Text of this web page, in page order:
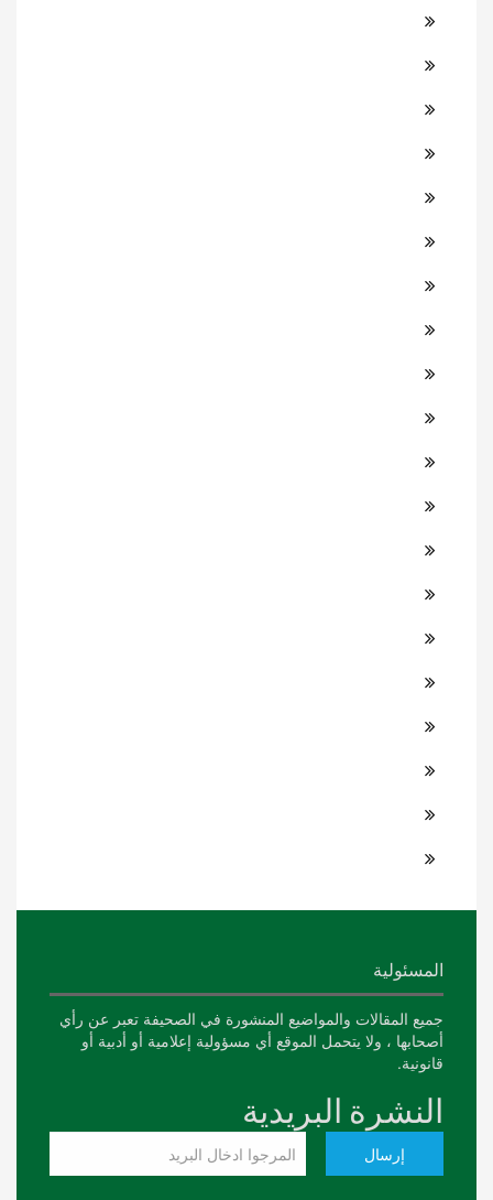
المسئولية
جميع المقالات والمواضيع المنشورة في الصحيفة تعبر عن رأي
أصحابها ، ولا يتحمل الموقع أي مسؤولية إعلامية أو أدبية أو
قانونية.
النشرة البريدية